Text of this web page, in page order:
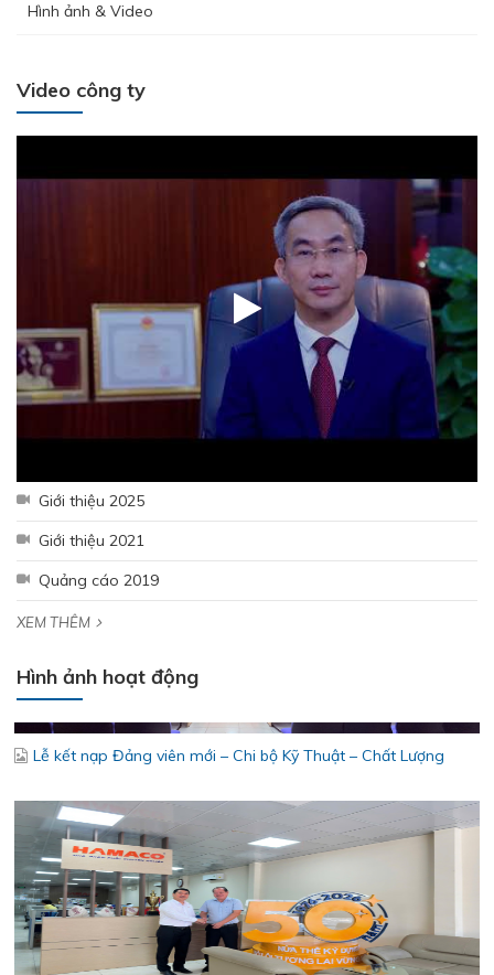
Hình ảnh & Video
Video công ty
Giới thiệu 2025
Giới thiệu 2021
Quảng cáo 2019
XEM THÊM
Hình ảnh hoạt động
Hưởng ứng tháng công nhân 2026 - Lan tỏa tinh thần gắn kết
THÉP MIỀN NAM /V/ chính thức trở lại thị trường Nha Trang -
Lễ kết nạp Đảng viên mới – Chi bộ Kỹ Thuật – Chất Lượng
SSCV tăng cường kết nối, phát triển tiêu thụ tại thị trường